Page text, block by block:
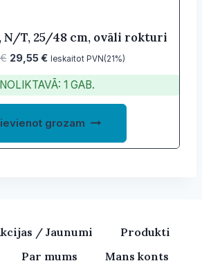
N/T, 25/48 cm, ovāli rokturi
€ Original
price
was:
50,00 €.
29,55€Current
price
is:
29,55 €.
Ieskaitot PVN(21%)
NOLIKTAVĀ: 1 GAB.
grozam
/ Jaunumi
Produkti
Par mums Mans konts